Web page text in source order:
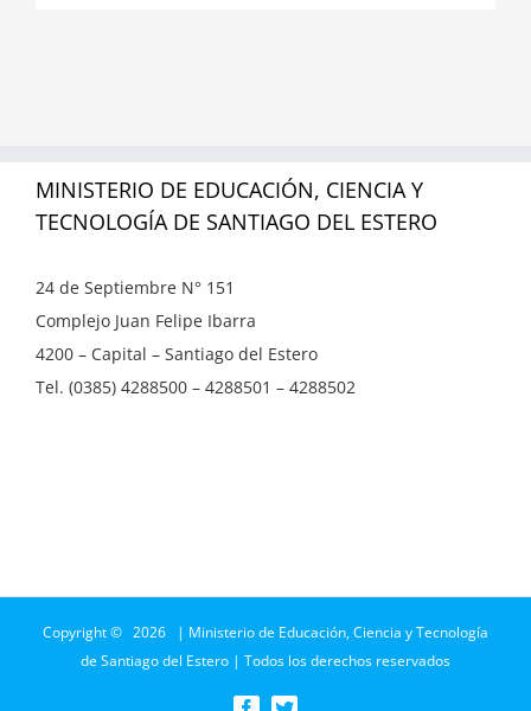
MINISTERIO DE EDUCACIÓN, CIENCIA Y
TECNOLOGÍA DE SANTIAGO DEL ESTERO
24 de Septiembre N° 151
Complejo Juan Felipe Ibarra
4200 – Capital – Santiago del Estero
Tel. (0385) 4288500 – 4288501 – 4288502
Copyright © 2026 | Ministerio de Educación, Ciencia y Tecnología
de Santiago del Estero | Todos los derechos reservados